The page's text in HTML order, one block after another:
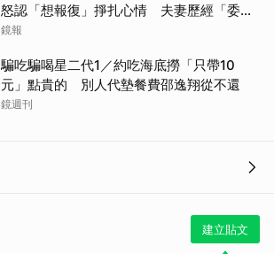
怒認「想報復」掙扎心情 夫妻歷經「委屈
與不平」只能安靜
鏡報
騙吃騙喝星二代1／約吃海底撈「只帶10
元」點貴的 別人代墊餐費邵逸翔從不還
鏡週刊
建立貼文
取消